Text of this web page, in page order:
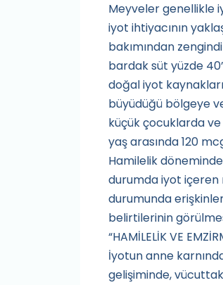
Meyveler genellikle
iyot ihtiyacının
bakımından
bardak süt yüzde
doğal iyot
büyüdüğü bölgeye
küçük çocuklarda
yaş arasında 120
Hamilelik
durumda iyot içeren
durumunda
belirtilerinin
“HAMİLELİK VE
İyotun anne
gelişiminde,